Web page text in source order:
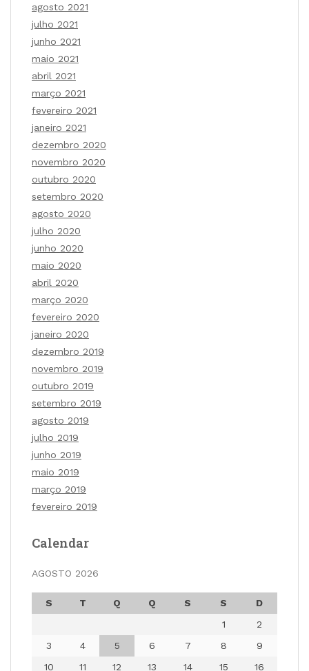
agosto 2021
julho 2021
junho 2021
maio 2021
abril 2021
março 2021
fevereiro 2021
janeiro 2021
dezembro 2020
novembro 2020
outubro 2020
setembro 2020
agosto 2020
julho 2020
junho 2020
maio 2020
abril 2020
março 2020
fevereiro 2020
janeiro 2020
dezembro 2019
novembro 2019
outubro 2019
setembro 2019
agosto 2019
julho 2019
junho 2019
maio 2019
março 2019
fevereiro 2019
Calendar
AGOSTO 2026
S T Q Q S S
D
1
2
3
4 5 6 7 8
9
10
11 12 13 14 15
16